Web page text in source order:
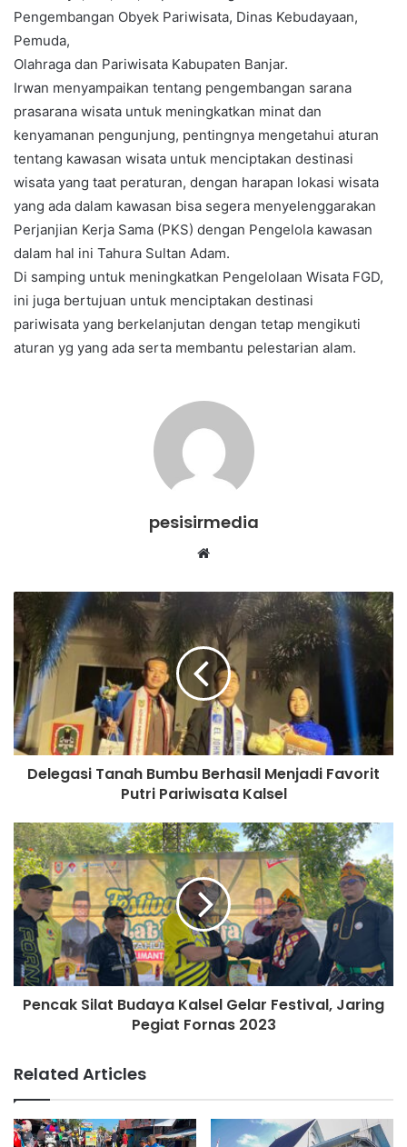
Pengembangan Obyek Pariwisata, Dinas Kebudayaan,
Pemuda,
Olahraga dan Pariwisata Kabupaten Banjar.
Irwan menyampaikan tentang pengembangan sarana
prasarana wisata untuk meningkatkan minat dan
kenyamanan pengunjung, pentingnya mengetahui aturan
tentang kawasan wisata untuk menciptakan destinasi
wisata yang taat peraturan, dengan harapan lokasi wisata
yang ada dalam kawasan bisa segera menyelenggarakan
Perjanjian Kerja Sama (PKS) dengan Pengelola kawasan
dalam hal ini Tahura Sultan Adam.
Di samping untuk meningkatkan Pengelolaan Wisata FGD,
ini juga bertujuan untuk menciptakan destinasi
pariwisata yang berkelanjutan dengan tetap mengikuti
aturan yg yang ada serta membantu pelestarian alam.
pesisirmedia
Website
Delegasi Tanah Bumbu Berhasil Menjadi Favorit
Putri Pariwisata Kalsel
Pencak Silat Budaya Kalsel Gelar Festival, Jaring
Pegiat Fornas 2023
Related Articles